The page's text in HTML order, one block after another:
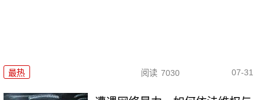
最热 阅读 7030 07-31